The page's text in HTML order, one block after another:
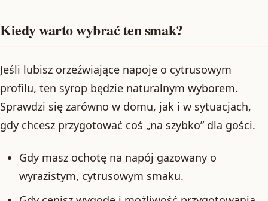
Kiedy warto wybrać ten smak?
Jeśli lubisz orzeźwiające napoje o cytrusowym
profilu, ten syrop będzie naturalnym wyborem.
Sprawdzi się zarówno w domu, jak i w sytuacjach,
gdy chcesz przygotować coś „na szybko” dla gości.
Gdy masz ochotę na napój gazowany o
wyrazistym, cytrusowym smaku.